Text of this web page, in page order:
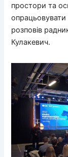
простори та
опрацьовувати
розповів
Кулакевич.